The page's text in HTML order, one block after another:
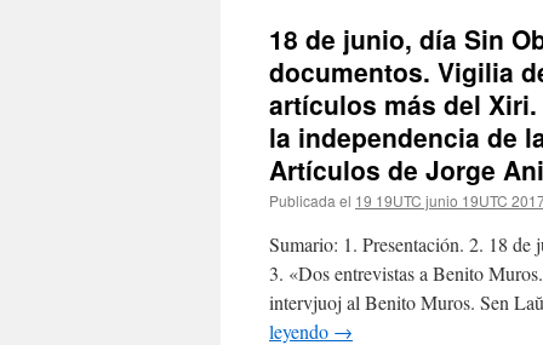
18 de junio, día Sin
documentos. Vigilia
artículos más del
la independencia de
Artículos de Jorge
Publicada el 19 19UTC junio 19UTC
Sumario: 1. Presentación. 2. 18
3. «Dos entrevistas a Benito
intervjuoj al Benito Muros. Sen
leyendo →